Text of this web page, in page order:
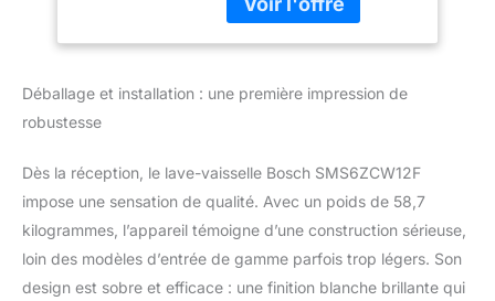
rinçage) offrent une
couverts libère de
chargement optimal de
votre vaisselle. Idéal pour
les petits ustensiles de
cuisine, il facilite le
rangement et le
nettoyage. La
Déballage et installation : une première impression de
robustesse
Dès la réception, le lave-vaisselle Bosch SMS6ZCW12F
impose une sensation de qualité. Avec un poids de 58,7
kilogrammes, l’appareil témoigne d’une construction sérieuse,
loin des modèles d’entrée de gamme parfois trop légers. Son
design est sobre et efficace : une finition blanche brillante qui